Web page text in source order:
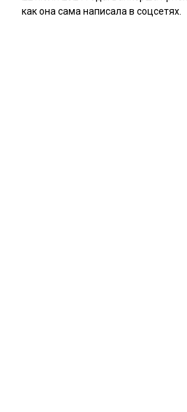
как она сама написала в соцсетях.